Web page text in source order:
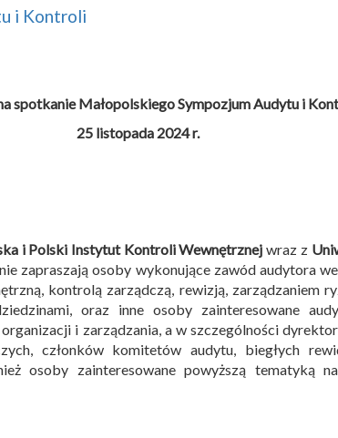
i Kontroli
spotkanie Małopolskiego Sympozjum Audytu i
25 listopada 2024 r.
i Polski Instytut Kontroli Wewnętrznej wraz z
zapraszają osoby wykonujące zawód audytora
kontrolą zarządczą, rewizją, zarządzaniem
oraz inne osoby zainteresowane
i zarządzania, a w szczególności
członków komitetów audytu, biegłych
osoby zainteresowane powyższą tematyką